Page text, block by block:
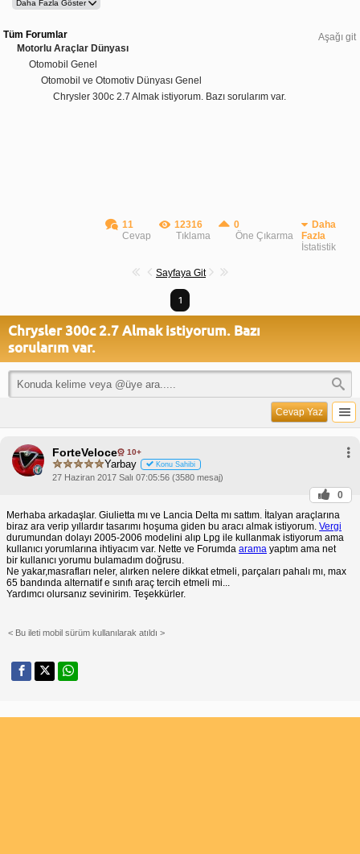
Aşağı git
Tüm Forumlar
Motorlu Araçlar Dünyası
Otomobil Genel
Otomobil ve Otomotiv Dünyası Genel
Chrysler 300c 2.7 Almak istiyorum. Bazı sorularım var.
11
Cevap
12316
Tıklama
0
Öne Çıkarma
Daha
Fazla
İstatistik
Sayfaya Git
1
Chrysler 300c 2.7 Almak istiyorum. Bazı
sorularım var.
Cevap Yaz
ForteVeloce 10+
Yarbay Konu Sahibi
27 Haziran 2017 Salı 07:05:56 (3580 mesaj)
0
Merhaba arkadaşlar. Giulietta mı ve Lancia Delta mı sattım. İtalyan araçlarına
biraz ara verip yıllardır tasarımı hoşuma giden bu aracı almak istiyorum. Vergi
durumundan dolayı 2005-2006 modelini alıp Lpg ile kullanmak istiyorum ama
kullanıcı yorumlarına ihtiyacım var. Nette ve Forumda arama yaptım ama net
bir kullanıcı yorumu bulamadım doğrusu.
Ne yakar,masrafları neler, alırken nelere dikkat etmeli, parçaları pahalı mı, max
65 bandında alternatif e sınıfı araç tercih etmeli mi...
Yardımcı olursanız sevinirim. Teşekkürler.
< Bu ileti mobil sürüm kullanılarak atıldı >